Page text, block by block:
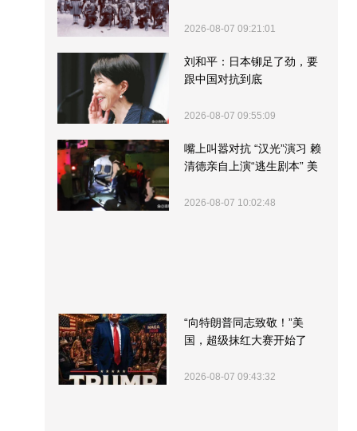
2026-08-07 09:21:01
刘和平：日本铆足了劲，要
跟中国对抗到底
2026-08-07 09:55:09
嘴上叫嚣对抗 “汉光”演习 赖
清德亲自上演“逃生剧本” 美
2026-08-07 10:02:48
“向特朗普同志致敬！”美
国，超级抹红大赛开始了
2026-08-07 09:43:32